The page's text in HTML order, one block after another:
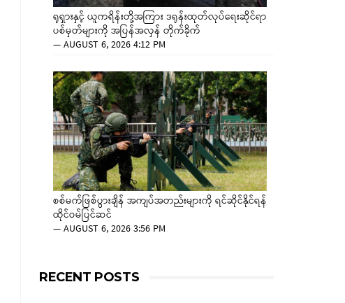
ရုရှားနှင့် ယူကရိန်းတို့အကြား ဒရုန်းထုတ်လုပ်ရေးဆိုင်ရာ
ပစ်မှတ်များကို အပြန်အလှန် တိုက်ခိုက်
—AUGUST 6, 2026 4:12 PM
စစ်မက်ဖြစ်ပွားချိန် အကျပ်အတည်းများကို ရင်ဆိုင်နိုင်ရန်
ထိုင်ဝမ်ပြင်ဆင်
—AUGUST 6, 2026 3:56 PM
RECENT POSTS